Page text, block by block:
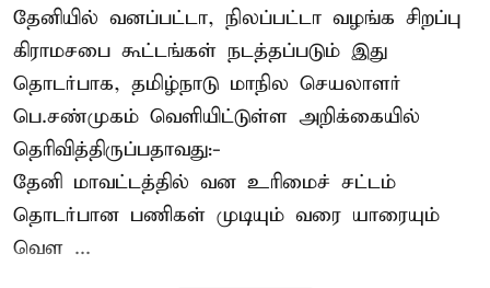
தேனியில் வனப்பட்டா, நிலப்பட்டா வழங்க சிறப்பு
கிராமசபை கூட்டங்கள் நடத்தப்படும் இது
தொடர்பாக, தமிழ்நாடு மாநில செயலாளர்
பெ.சண்முகம் வெளியிட்டுள்ள அறிக்கையில்
தெரிவித்திருப்பதாவது:-
தேனி மாவட்டத்தில் வன உரிமைச் சட்டம்
தொடர்பான பணிகள் முடியும் வரை யாரையும்
வெள ...